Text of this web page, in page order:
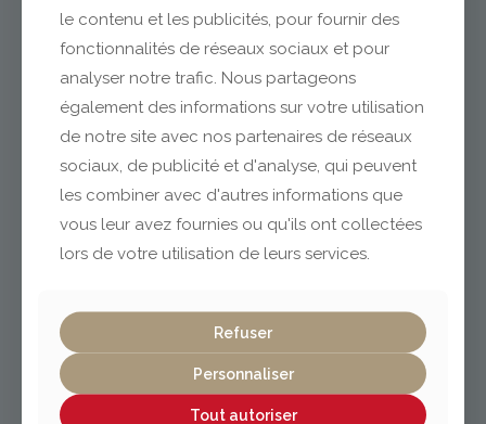
Clermont-Ferrand
04 73 42 18 38
lexpo@gabriel-sa.fr
Vichy / Cusset
04 70 97 56 39
cusset@gabriel-sa.fr
le contenu et les publicités, pour fournir des
fonctionnalités de réseaux sociaux et pour
analyser notre trafic. Nous partageons
également des informations sur votre utilisation
de notre site avec nos partenaires de réseaux
sociaux, de publicité et d'analyse, qui peuvent
les combiner avec d'autres informations que
vous leur avez fournies ou qu'ils ont collectées
lors de votre utilisation de leurs services.
Refuser
Personnaliser
Tout autoriser